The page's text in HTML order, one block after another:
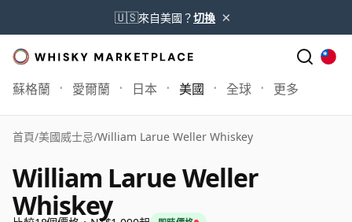
🇺🇸來自美國？切換 ×
蘇格蘭 愛爾蘭 日本 美國 全球 更多
首頁/美國威士忌/William Larue Weller Whiskey
William Larue Weller
Whiskey